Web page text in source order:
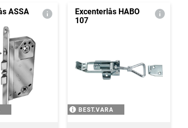
ASSA
Excenterlås HABO
107
BEST.VARA